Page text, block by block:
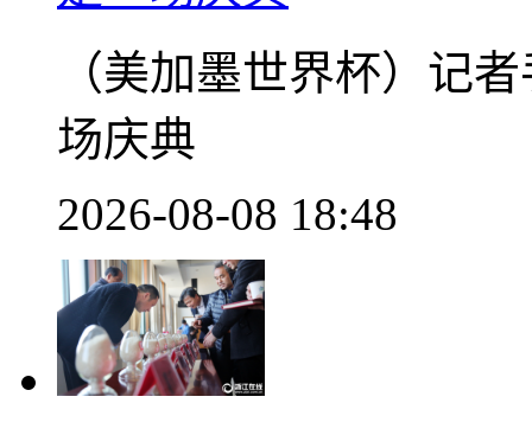
（美加墨世界杯）记
场庆典
2026-08-08 18:48